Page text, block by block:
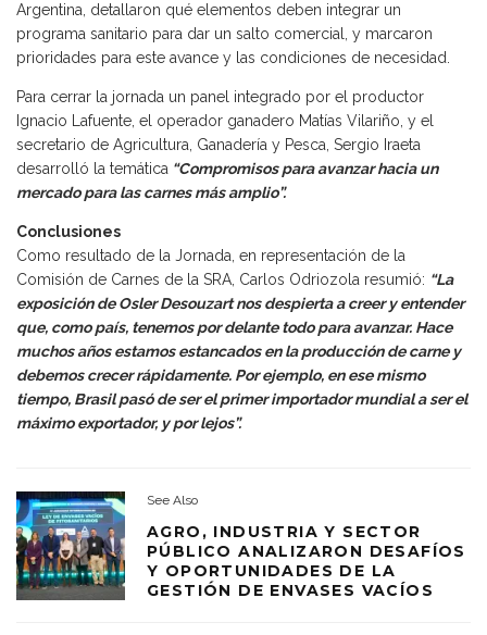
Argentina, detallaron qué elementos deben integrar un
programa sanitario para dar un salto comercial, y marcaron
prioridades para este avance y las condiciones de necesidad.
Para cerrar la jornada un panel integrado por el productor
Ignacio Lafuente, el operador ganadero Matías Vilariño, y el
secretario de Agricultura, Ganadería y Pesca, Sergio Iraeta
desarrolló la temática “Compromisos para avanzar hacia un
mercado para las carnes más amplio”.
Conclusiones
Como resultado de la Jornada, en representación de la
Comisión de Carnes de la SRA, Carlos Odriozola resumió: “La
exposición de Osler Desouzart nos despierta a creer y entender
que, como país, tenemos por delante todo para avanzar. Hace
muchos años estamos estancados en la producción de carne y
debemos crecer rápidamente. Por ejemplo, en ese mismo
tiempo, Brasil pasó de ser el primer importador mundial a ser el
máximo exportador, y por lejos”.
See Also
AGRO, INDUSTRIA Y SECTOR
PÚBLICO ANALIZARON DESAFÍOS
Y OPORTUNIDADES DE LA
GESTIÓN DE ENVASES VACÍOS